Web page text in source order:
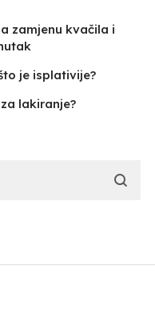
zamjenu kvačila i
je isplativije?
lakiranje?